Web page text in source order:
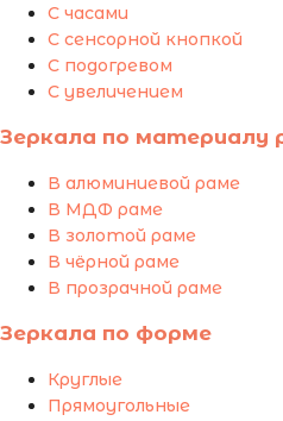
С часами
С сенсорной кнопкой
С подогревом
С увеличением
Зеркала по материалу
В алюминиевой раме
В МДФ раме
В золотой раме
В чёрной раме
В прозрачной раме
Зеркала по форме
Круглые
Прямоугольные